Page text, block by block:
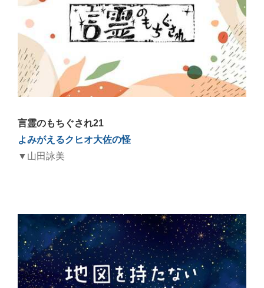
言霊のもちぐされ21
よみがえるクヒオ大佐の怪
▼山田詠美